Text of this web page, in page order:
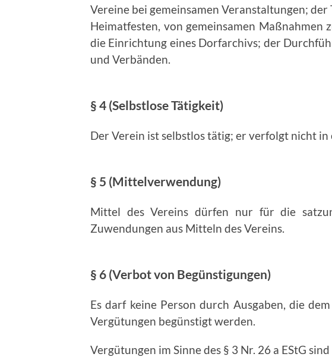
Vereine bei gemeinsamen Veranstal­tungen;
Heimatfesten, von gemeinsamen Maßnahmen
die Einrichtung eines Dorfarchivs; der
und Verbänden.
§ 4 (Selbstlose Tätigkeit)
Der Verein ist selbstlos tätig; er verfolgt nicht
§ 5 (Mittelverwendung)
Mittel des Vereins dürfen nur für die
Zuwendungen aus Mitteln des Vereins.
§ 6 (Verbot von Begünstigungen)
Es darf keine Person durch Ausgaben, die
Vergütungen begünstigt werden.
Vergütungen im Sinne des § 3 Nr. 26 a EStG